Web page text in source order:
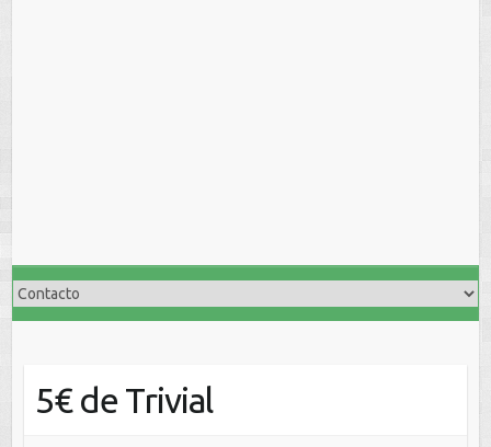
5€ de Trivial